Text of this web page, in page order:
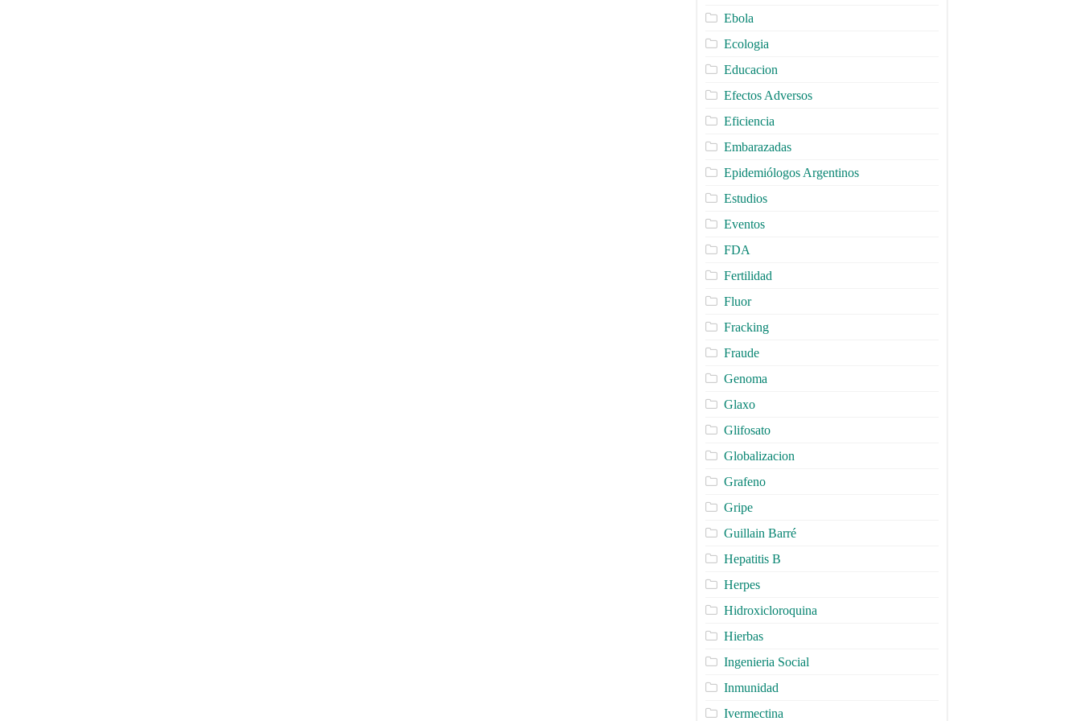
Ebola
Ecologia
Educacion
Efectos Adversos
Eficiencia
Embarazadas
Epidemiólogos Argentinos
Estudios
Eventos
FDA
Fertilidad
Fluor
Fracking
Fraude
Genoma
Glaxo
Glifosato
Globalizacion
Grafeno
Gripe
Guillain Barré
Hepatitis B
Herpes
Hidroxicloroquina
Hierbas
Ingenieria Social
Inmunidad
Ivermectina